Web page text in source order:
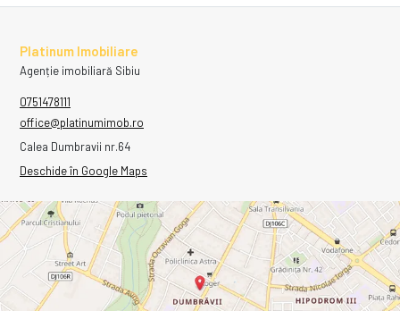
Platinum Imobiliare
Agenție imobiliară Sibiu
0751478111
office@platinumimob.ro
Calea Dumbravii nr.64
Deschide în Google Maps